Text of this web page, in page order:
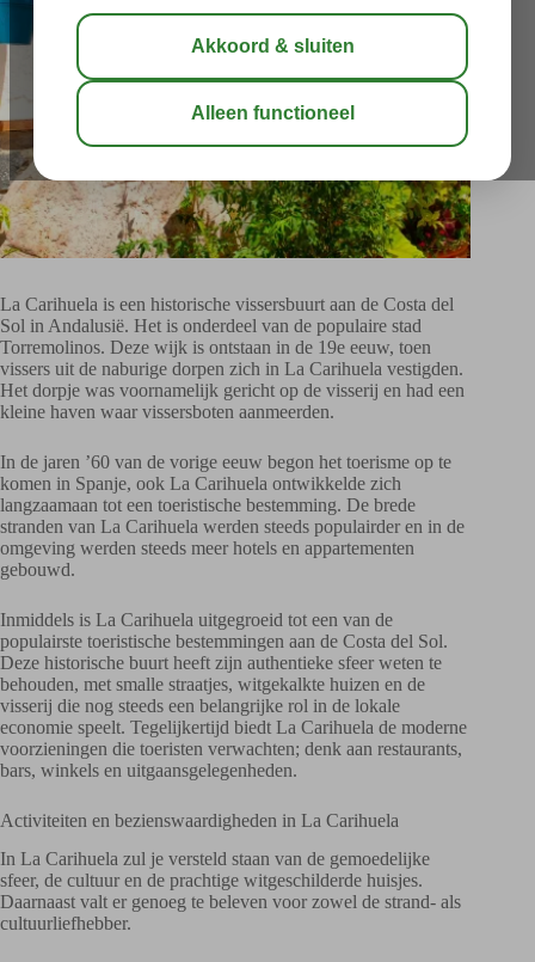
La Carihuela is een historische vissersbuurt aan de Costa del
Sol in Andalusië. Het is onderdeel van de populaire stad
Torremolinos. Deze wijk is ontstaan in de 19e eeuw, toen
vissers uit de naburige dorpen zich in La Carihuela vestigden.
Het dorpje was voornamelijk gericht op de visserij en had een
kleine haven waar vissersboten aanmeerden.
In de jaren ’60 van de vorige eeuw begon het toerisme op te
komen in Spanje, ook La Carihuela ontwikkelde zich
langzaamaan tot een toeristische bestemming. De brede
stranden van La Carihuela werden steeds populairder en in de
omgeving werden steeds meer hotels en appartementen
gebouwd.
Inmiddels is La Carihuela uitgegroeid tot een van de
populairste toeristische bestemmingen aan de Costa del Sol.
Deze historische buurt heeft zijn authentieke sfeer weten te
behouden, met smalle straatjes, witgekalkte huizen en de
visserij die nog steeds een belangrijke rol in de lokale
economie speelt. Tegelijkertijd biedt La Carihuela de moderne
voorzieningen die toeristen verwachten; denk aan restaurants,
bars, winkels en uitgaansgelegenheden.
Activiteiten en bezienswaardigheden in La Carihuela
In La Carihuela zul je versteld staan van de gemoedelijke
sfeer, de cultuur en de prachtige witgeschilderde huisjes.
Daarnaast valt er genoeg te beleven voor zowel de strand- als
cultuurliefhebber.